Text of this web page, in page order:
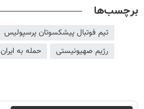
برچسب‌ها
تیم فوتبال پیشکسوتان پرسپولیس
رژیم صهیونیستی
حمله به ایران